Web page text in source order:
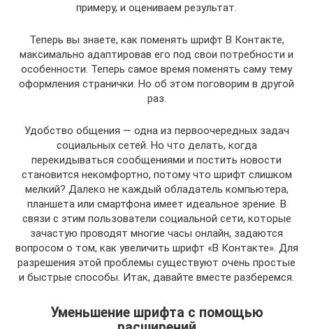
примеру, и оцениваем результат.
Теперь вы знаете, как поменять шрифт В Контакте,
максимально адаптировав его под свои потребности и
особенности. Теперь самое время поменять саму тему
оформления странички. Но об этом поговорим в другой
раз.
Удобство общения — одна из первоочередных задач
социальных сетей. Но что делать, когда
перекидываться сообщениями и постить новости
становится некомфортно, потому что шрифт слишком
мелкий? Далеко не каждый обладатель компьютера,
планшета или смартфона имеет идеальное зрение. В
связи с этим пользователи социальной сети, которые
зачастую проводят многие часы онлайн, задаются
вопросом о том, как увеличить шрифт «В Контакте». Для
разрешения этой проблемы существуют очень простые
и быстрые способы. Итак, давайте вместе разберемся.
Уменьшение шрифта с помощью